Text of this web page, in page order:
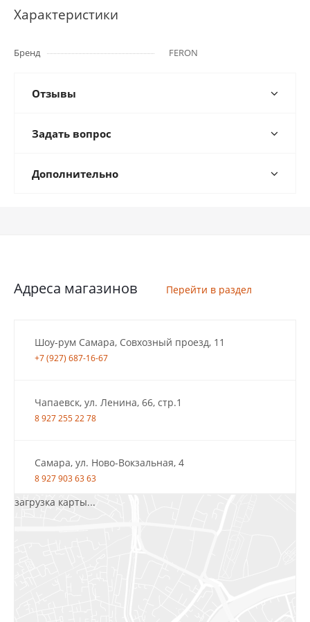
Характеристики
Бренд FERON
Отзывы
Задать вопрос
Дополнительно
Адреса магазинов Перейти в раздел
Шоу-рум Самара, Совхозный проезд, 11
+7 (927) 687-16-67
Чапаевск, ул. Ленина, 66, стр.1
8 927 255 22 78
Самара, ул. Ново-Вокзальная, 4
8 927 903 63 63
загрузка карты...